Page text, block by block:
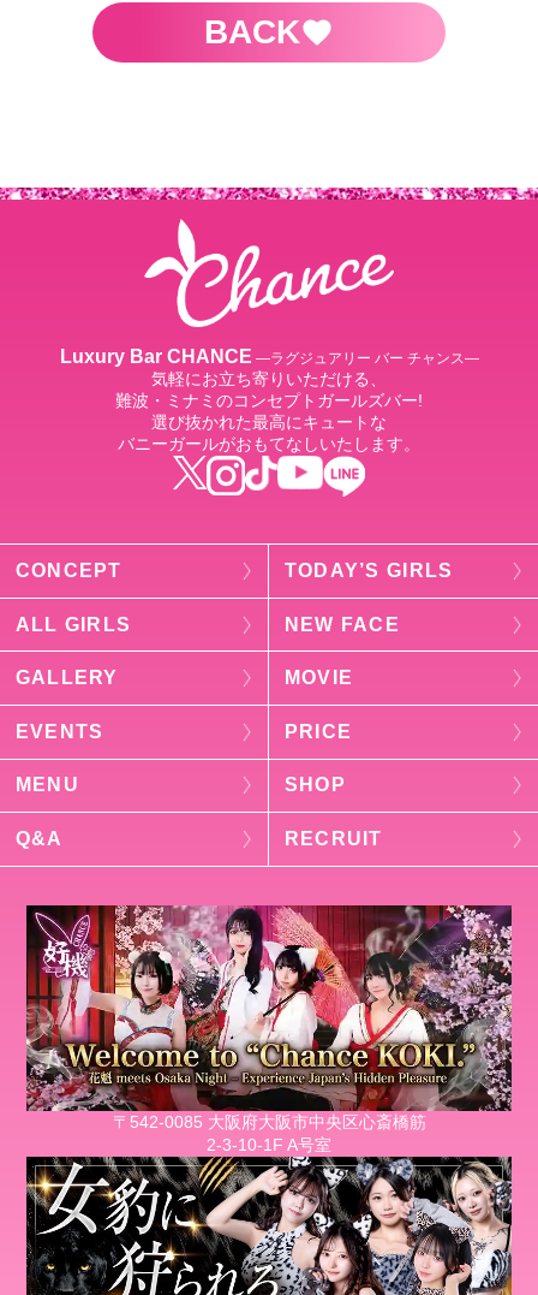
BACK
Luxury Bar CHANCE ―ラグジュアリー バー チャンス―
気軽にお立ち寄りいただける、
難波・ミナミのコンセプトガールズバー!
選び抜かれた最高にキュートな
バニーガールがおもてなしいたします。
CONCEPT TODAY’S GIRLS
ALL GIRLS NEW FACE
GALLERY MOVIE
EVENTS PRICE
MENU SHOP
Q&A RECRUIT
〒542-0085 大阪府大阪市中央区心斎橋筋
2-3-10-1F A号室